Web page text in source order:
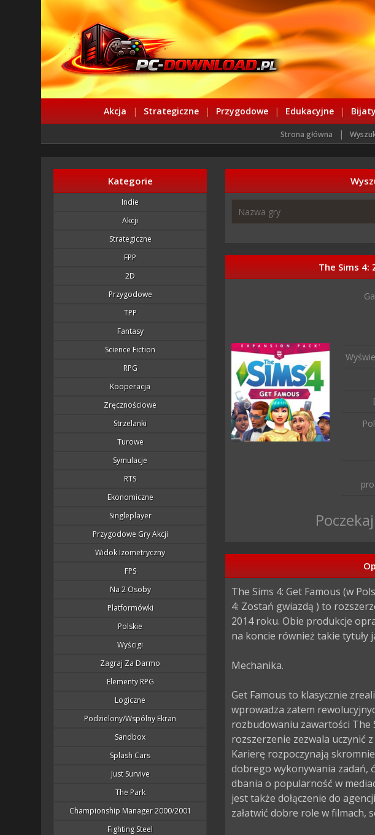
Akcja | Strategiczne | Przygodowe | Edukacyjne |
Strona główna |
Kategorie
Indie
Akcji
Strategiczne
FPP
2D
Przygodowe
TPP
Fantasy
Science Fiction
RPG
Kooperacja
Zręcznościowe
Strzelanki
Turowe
Symulacje
RTS
Ekonomiczne
Singleplayer
Przygodowe Gry Akcji
Widok Izometryczny
FPS
Na 2 Osoby
Platformówki
Polskie
Wyścigi
Zagraj Za Darmo
Elementy RPG
Logiczne
Podzielony/wspólny Ekran
Sandbox
Splash Cars
Just Survive
The Park
Championship Manager 2000/2001
Fighting Steel
The Sims
Poczekaj
The Sims 4: Get Famous (w
4: Zostań gwiazdą ) to
2014 roku. Obie produkcje
na koncie również takie tytuły
Mechanika.
Get Famous to klasycznie
wprowadza zatem
rozbudowaniu zawartości The
rozszerzenie zezwala uczynić
Karierę rozpoczynają
dobrego wykonywania zadań,
dbania o popularność w
jest także dołączenie do
załatwić dobre role w filmach,